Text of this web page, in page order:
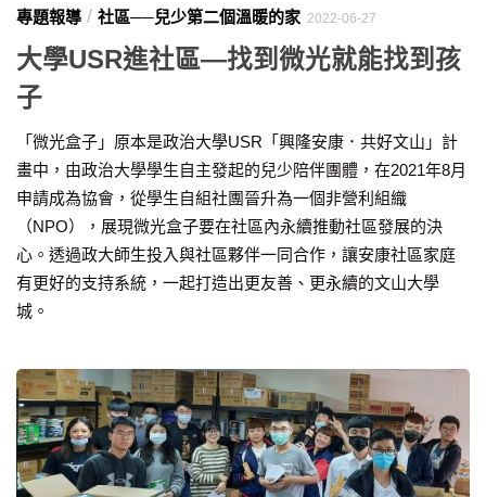
專題報導/ 社區──兒少第二個溫暖的家 2022-06-27
大學USR進社區—找到微光就能找到孩
子
「微光盒子」原本是政治大學USR「興隆安康．共好文山」計
畫中，由政治大學學生自主發起的兒少陪伴團體，在2021年8月
申請成為協會，從學生自組社團晉升為一個非營利組織
（NPO），展現微光盒子要在社區內永續推動社區發展的決
心。透過政大師生投入與社區夥伴一同合作，讓安康社區家庭
有更好的支持系統，一起打造出更友善、更永續的文山大學
城。